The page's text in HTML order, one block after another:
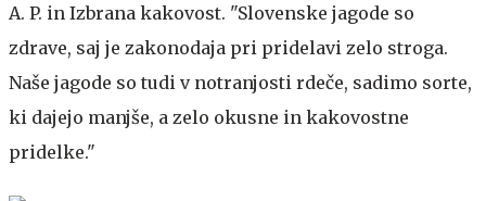
A. P. in Izbrana kakovost. "Slovenske jagode so
zdrave, saj je zakonodaja pri pridelavi zelo stroga.
Naše jagode so tudi v notranjosti rdeče, sadimo sorte,
ki dajejo manjše, a zelo okusne in kakovostne
pridelke."